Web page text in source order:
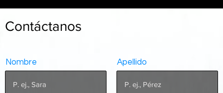
Contáctanos
Nombre Apellido